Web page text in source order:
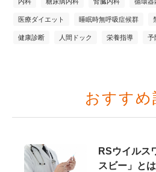
内科 糖尿病内科 腎臓内科 循環器
医療ダイエット 睡眠時無呼吸症候群
健康診断 人間ドック 栄養指導 予
おすすめ
RSウイルス
スビー」と